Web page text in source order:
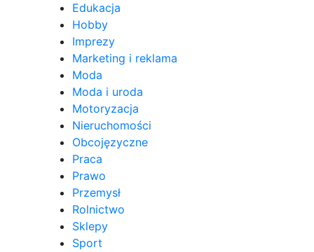
Edukacja
Hobby
Imprezy
Marketing i reklama
Moda
Moda i uroda
Motoryzacja
Nieruchomości
Obcojęzyczne
Praca
Prawo
Przemysł
Rolnictwo
Sklepy
Sport